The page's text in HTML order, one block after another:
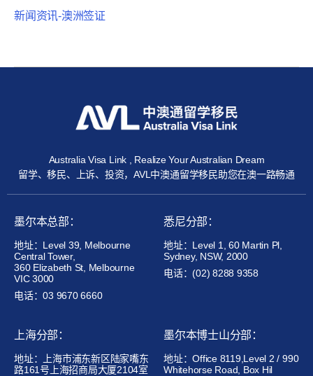
新闻资讯-澳洲签证
Australia Visa Link , Realize Your Australian Dream
留学、移民、上诉、投资，AVL中澳通留学移民助您在澳一路畅通
墨尔本总部：
地址：Level 39, Melbourne
Central Tower,
360 Elizabeth St, Melbourne
VIC 3000
电话：03 9670 6660
悉尼分部：
地址：Level 1, 60 Martin Pl,
Sydney, NSW, 2000
电话：(02) 8288 9358
上海分部：
地址：上海市浦东新区陆家嘴东
路161号上海招商局大厦2104室
墨尔本博士山分部：
地址：Office 8119,Level 2 / 990
Whitehorse Road, Box Hil